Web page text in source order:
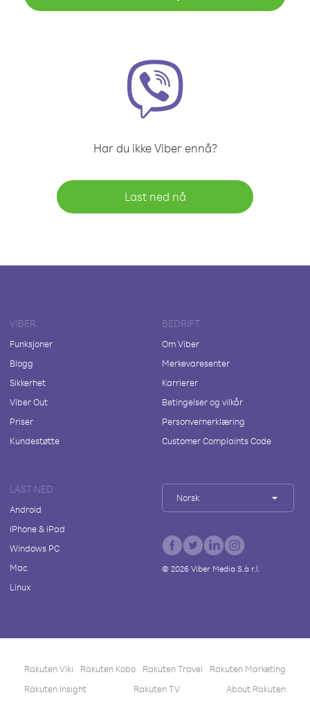
Har du ikke Viber ennå?
Last ned nå
VIBER
Funksjoner
Blogg
Sikkerhet
Viber Out
Priser
Kundestøtte
BEDRIFT
Om Viber
Merkevaresenter
Karrierer
Betingelser og vilkår
Personvernerklæring
Customer Complaints Code
LAST NED
Android
iPhone & iPad
Windows PC
Mac
Linux
Norsk
© 2026Viber Media S.à r.l.
Rakuten Viki Rakuten Kobo Rakuten Travel
Rakuten Marketing
Rakuten Insight
Rakuten TV About Rakuten